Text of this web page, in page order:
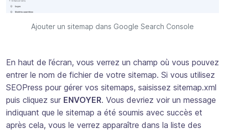
Ajouter un sitemap dans Google Search Console
En haut de l’écran, vous verrez un champ où vous pouvez
entrer le nom de fichier de votre sitemap. Si vous utilisez
SEOPress pour gérer vos sitemaps, saisissez sitemap.xml
puis cliquez sur ENVOYER. Vous devriez voir un message
indiquant que le sitemap a été soumis avec succès et
après cela, vous le verrez apparaître dans la liste des